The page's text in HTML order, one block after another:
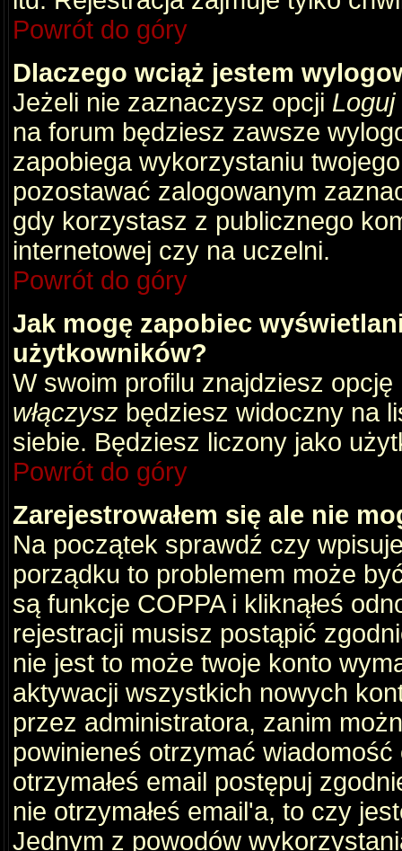
Powrót do góry
Dlaczego wciąż jestem
Jeżeli nie zaznaczysz opcji
na forum będziesz zawsze
zapobiega wykorzystaniu
pozostawać zalogowanym
gdy korzystasz z publicznego
internetowej czy na uczelni.
Powrót do góry
Jak mogę zapobiec
użytkowników?
W swoim profilu znajdziesz opcję
włączysz będziesz widoczny na
siebie. Będziesz liczony jako
Powrót do góry
Zarejestrowałem się ale nie
Na początek sprawdź czy
porządku to problemem może
są funkcje COPPA i kliknąłeś
rejestracji musisz postąpić
nie jest to może twoje konto
aktywacji wszystkich nowych
przez administratora, zanim
powinieneś otrzymać
otrzymałeś email postępuj
nie otrzymałeś email'a, to czy
Jednym z powodów